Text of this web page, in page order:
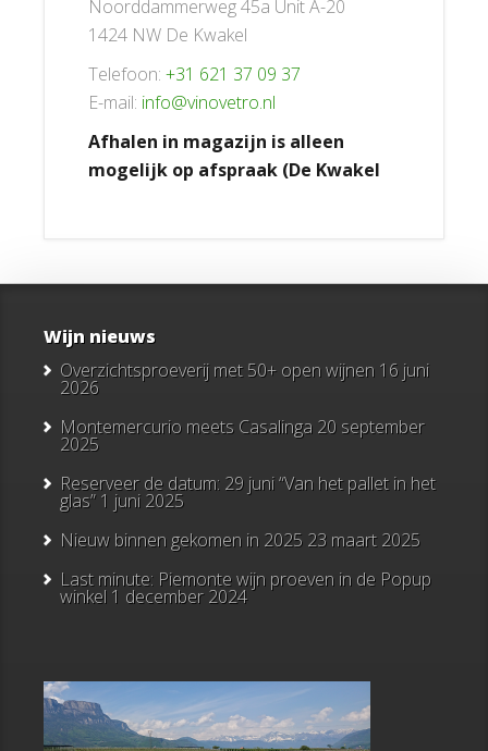
Noorddammerweg 45a Unit A-20
1424 NW De Kwakel
Telefoon: +31 621 37 09 37
E-mail: info@vinovetro.nl
Afhalen in magazijn is alleen
mogelijk op afspraak (De Kwakel
Wijn nieuws
Overzichtsproeverij met 50+ open wijnen 16 juni
2026
Montemercurio meets Casalinga 20 september
2025
Reserveer de datum: 29 juni “Van het pallet in het
glas” 1 juni 2025
Nieuw binnen gekomen in 2025 23 maart 2025
Last minute: Piemonte wijn proeven in de Popup
winkel 1 december 2024